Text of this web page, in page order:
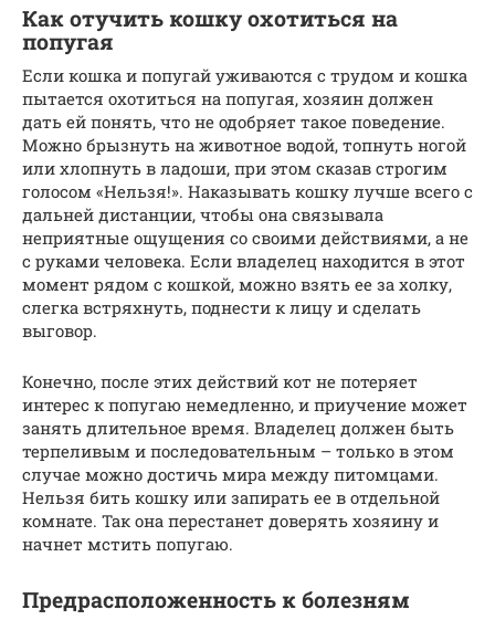
Как отучить кошку охотиться на
попугая
Если кошка и попугай уживаются с трудом и кошка
пытается охотиться на попугая, хозяин должен
дать ей понять, что не одобряет такое поведение.
Можно брызнуть на животное водой, топнуть ногой
или хлопнуть в ладоши, при этом сказав строгим
голосом «Нельзя!». Наказывать кошку лучше всего с
дальней дистанции, чтобы она связывала
неприятные ощущения со своими действиями, а не
с руками человека. Если владелец находится в этот
момент рядом с кошкой, можно взять ее за холку,
слегка встряхнуть, поднести к лицу и сделать
выговор.
Конечно, после этих действий кот не потеряет
интерес к попугаю немедленно, и приучение может
занять длительное время. Владелец должен быть
терпеливым и последовательным – только в этом
случае можно достичь мира между питомцами.
Нельзя бить кошку или запирать ее в отдельной
комнате. Так она перестанет доверять хозяину и
начнет мстить попугаю.
Предрасположенность к болезням